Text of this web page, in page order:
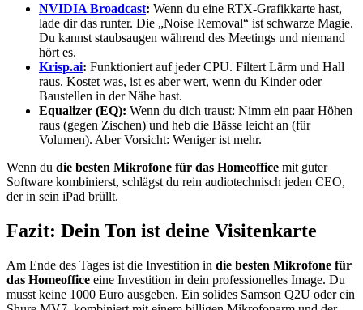
NVIDIA Broadcast: Wenn du eine RTX-Grafikkarte hast,
lade dir das runter. Die „Noise Removal“ ist schwarze Magie.
Du kannst staubsaugen während des Meetings und niemand
hört es.
Krisp.ai: Funktioniert auf jeder CPU. Filtert Lärm und Hall
raus. Kostet was, ist es aber wert, wenn du Kinder oder
Baustellen in der Nähe hast.
Equalizer (EQ): Wenn du dich traust: Nimm ein paar Höhen
raus (gegen Zischen) und heb die Bässe leicht an (für
Volumen). Aber Vorsicht: Weniger ist mehr.
Wenn du die besten Mikrofone für das Homeoffice mit guter
Software kombinierst, schlägst du rein audiotechnisch jeden CEO,
der in sein iPad brüllt.
Fazit: Dein Ton ist deine Visitenkarte
Am Ende des Tages ist die Investition in die besten Mikrofone für
das Homeoffice eine Investition in dein professionelles Image. Du
musst keine 1000 Euro ausgeben. Ein solides Samson Q2U oder ein